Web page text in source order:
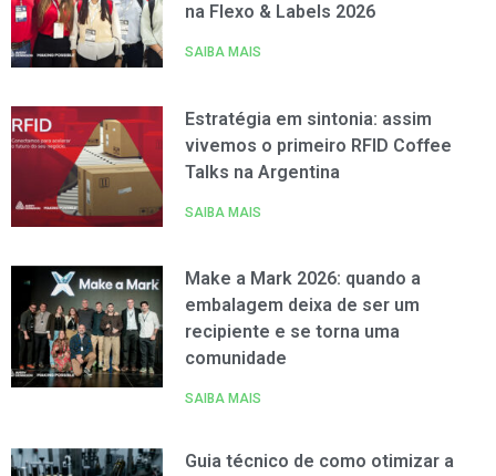
na Flexo & Labels 2026
SAIBA MAIS
Estratégia em sintonia: assim
vivemos o primeiro RFID Coffee
Talks na Argentina
SAIBA MAIS
Make a Mark 2026: quando a
embalagem deixa de ser um
recipiente e se torna uma
comunidade
SAIBA MAIS
Guia técnico de como otimizar a